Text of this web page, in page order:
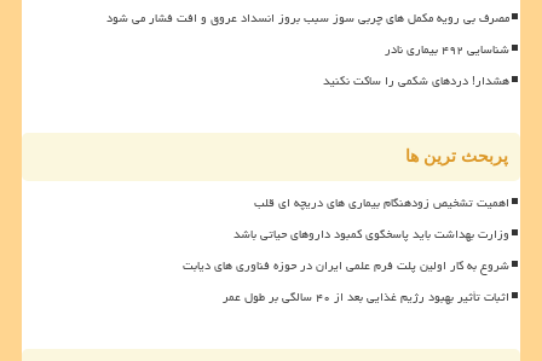
مصرف بی رویه مکمل های چربی سوز سبب بروز انسداد عروق و افت فشار می شود
شناسایی ۴۹۲ بیماری نادر
هشدار! دردهای شکمی را ساکت نکنید
پربحث ترین ها
اهمیت تشخیص زودهنگام بیماری های دریچه ای قلب
وزارت بهداشت باید پاسخگوی کمبود داروهای حیاتی باشد
شروع به کار اولین پلت فرم علمی ایران در حوزه فناوری های دیابت
اثبات تأثیر بهبود رژیم غذایی بعد از ۴۰ سالگی بر طول عمر